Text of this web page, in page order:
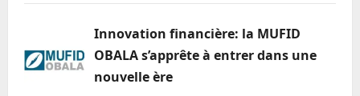
Innovation financière: la MUFID
OBALA s’apprête à entrer dans une
nouvelle ère